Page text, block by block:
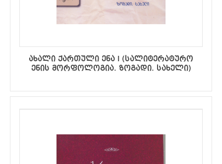
ახალი ქართული ენა I (სალიტერატურო
ენის მორფოლოგია. ზოგადი. სახელი)